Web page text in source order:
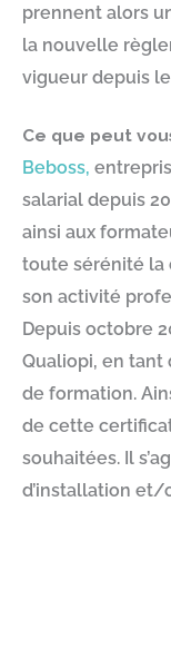
prennent alors
la nouvelle
vigueur depuis
Ce que peut
Beboss,
salarial depuis
ainsi aux
toute sérénité la
son activité
Depuis octobre
Qualiopi, en tant
de formation.
de cette
souhaitées. Il
d’installation et/